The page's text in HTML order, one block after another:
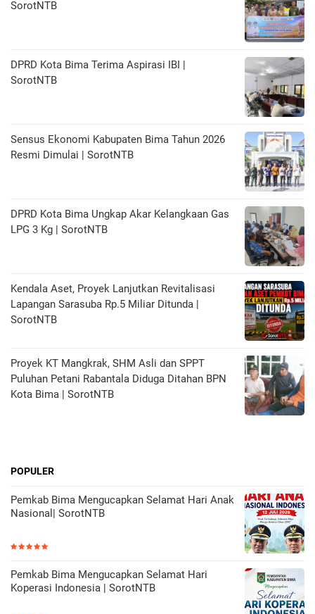
SorotNTB
DPRD Kota Bima Terima Aspirasi IBI |
SorotNTB
Sensus Ekonomi Kabupaten Bima Tahun 2026
Resmi Dimulai | SorotNTB
DPRD Kota Bima Ungkap Akar Kelangkaan Gas
LPG 3 Kg | SorotNTB
Kendala Aset, Proyek Lanjutkan Revitalisasi
Lapangan Sarasuba Rp.5 Miliar Ditunda |
SorotNTB
Proyek KT Mangkrak, SHM Asli dan SPPT
Puluhan Petani Rabantala Diduga Ditahan BPN
Kota Bima | SorotNTB
POPULER
Pemkab Bima Mengucapkan Selamat Hari Anak
Nasional| SorotNTB
Pemkab Bima Mengucapkan Selamat Hari
Koperasi Indonesia | SorotNTB